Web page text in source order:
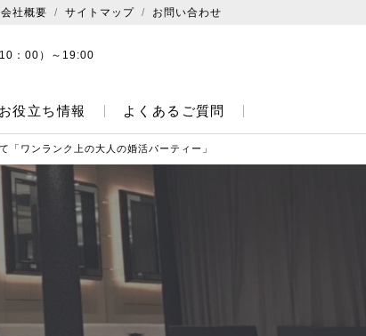
会社概要 サイトマップ お問い合わせ
：00）～19:00
お役立ち情報 よくあるご質問
「ワンランク上の大人の婚活パーティー」